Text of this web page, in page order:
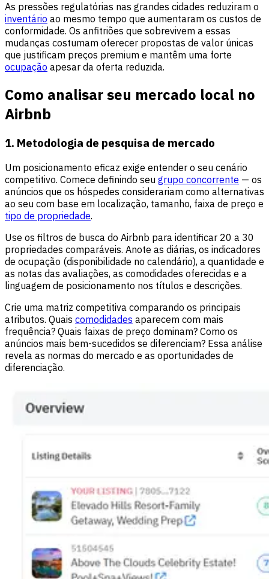
As pressões regulatórias nas grandes cidades reduziram o
inventário ao mesmo tempo que aumentaram os custos de
conformidade. Os anfitriões que sobrevivem a essas
mudanças costumam oferecer propostas de valor únicas
que justificam preços premium e mantêm uma forte
ocupação apesar da oferta reduzida.
Como analisar seu mercado local no
Airbnb
1. Metodologia de pesquisa de mercado
Um posicionamento eficaz exige entender o seu cenário
competitivo. Comece definindo seu grupo concorrente — os
anúncios que os hóspedes considerariam como alternativas
ao seu com base em localização, tamanho, faixa de preço e
tipo de propriedade.
Use os filtros de busca do Airbnb para identificar 20 a 30
propriedades comparáveis. Anote as diárias, os indicadores
de ocupação (disponibilidade no calendário), a quantidade e
as notas das avaliações, as comodidades oferecidas e a
linguagem de posicionamento nos títulos e descrições.
Crie uma matriz competitiva comparando os principais
atributos. Quais comodidades aparecem com mais
frequência? Quais faixas de preço dominam? Como os
anúncios mais bem-sucedidos se diferenciam? Essa análise
revela as normas do mercado e as oportunidades de
diferenciação.